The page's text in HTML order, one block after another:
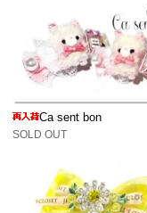
Ca sent bon
SOLD OUT